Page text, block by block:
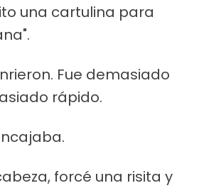
una cartulina para
Fue demasiado
rápido.
forcé una risita y